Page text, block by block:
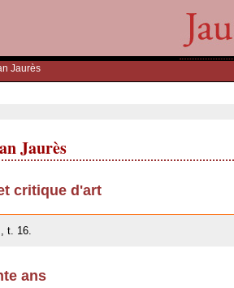
Jaurès
Jaurès
critique d'art
t. 16.
ans